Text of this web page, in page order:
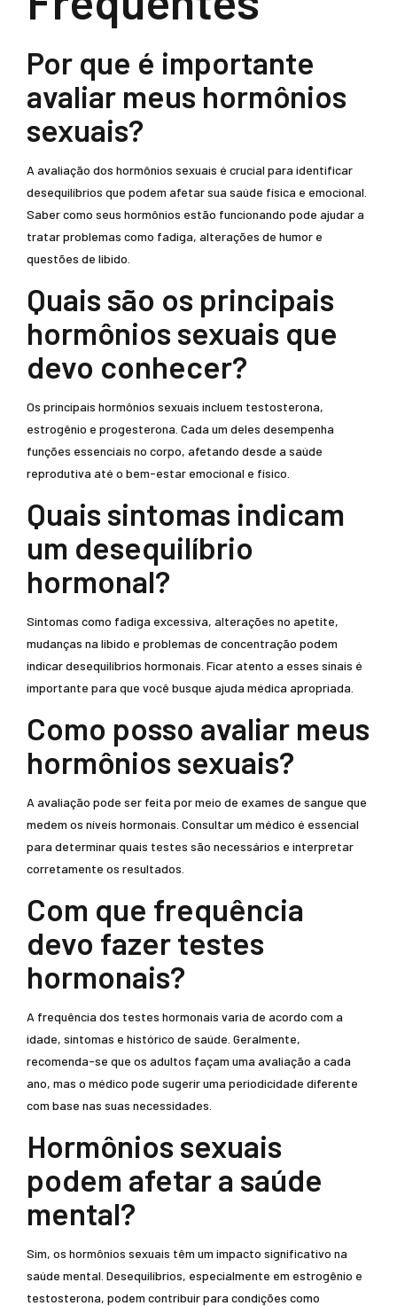
Por que é importante
avaliar meus hormônios
sexuais?
A avaliação dos hormônios sexuais é crucial para identificar
desequilíbrios que podem afetar sua saúde física e emocional.
Saber como seus hormônios estão funcionando pode ajudar a
tratar problemas como fadiga, alterações de humor e
questões de libido.
Quais são os principais
hormônios sexuais que
devo conhecer?
Os principais hormônios sexuais incluem testosterona,
estrogênio e progesterona. Cada um deles desempenha
funções essenciais no corpo, afetando desde a saúde
reprodutiva até o bem-estar emocional e físico.
Quais sintomas indicam
um desequilíbrio
hormonal?
Sintomas como fadiga excessiva, alterações no apetite,
mudanças na libido e problemas de concentração podem
indicar desequilíbrios hormonais. Ficar atento a esses sinais é
importante para que você busque ajuda médica apropriada.
Como posso avaliar meus
hormônios sexuais?
A avaliação pode ser feita por meio de exames de sangue que
medem os níveis hormonais. Consultar um médico é essencial
para determinar quais testes são necessários e interpretar
corretamente os resultados.
Com que frequência
devo fazer testes
hormonais?
A frequência dos testes hormonais varia de acordo com a
idade, sintomas e histórico de saúde. Geralmente,
recomenda-se que os adultos façam uma avaliação a cada
ano, mas o médico pode sugerir uma periodicidade diferente
com base nas suas necessidades.
Hormônios sexuais
podem afetar a saúde
mental?
Sim, os hormônios sexuais têm um impacto significativo na
saúde mental. Desequilíbrios, especialmente em estrogênio e
testosterona, podem contribuir para condições como